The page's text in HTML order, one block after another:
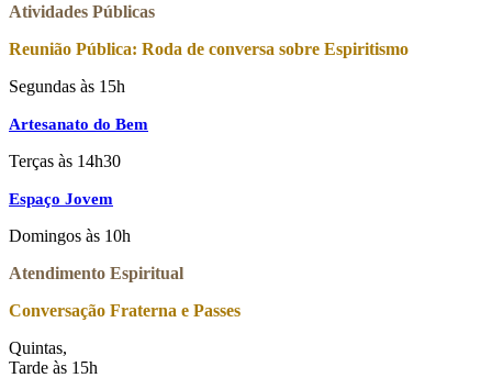
Atividades Públicas
Reunião Pública: Roda de conversa sobre Espiritismo
Segundas às 15h
Artesanato do Bem
Terças às 14h30
Espaço Jovem
Domingos às 10h
Atendimento Espiritual
Conversação Fraterna e Passes
Quintas,
Tarde às 15h